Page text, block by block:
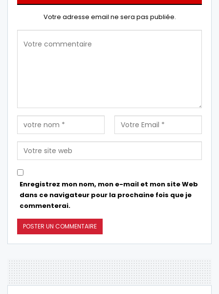
Votre adresse email ne sera pas publiée.
Enregistrez mon nom, mon e-mail et mon site Web
dans ce navigateur pour la prochaine fois que je
commenterai.